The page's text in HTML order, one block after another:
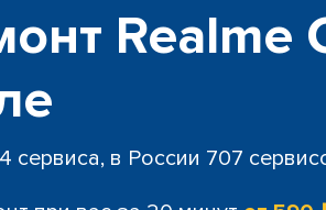
Realme
сервиса, в России 707